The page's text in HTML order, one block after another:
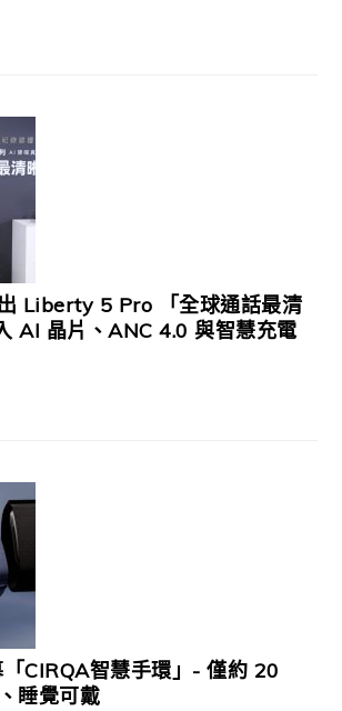
Liberty 5 Pro 「全球通話最清
AI 晶片、ANC 4.0 與智慧充電
CIRQA智慧手環」- 僅約 20
睡覺可戴